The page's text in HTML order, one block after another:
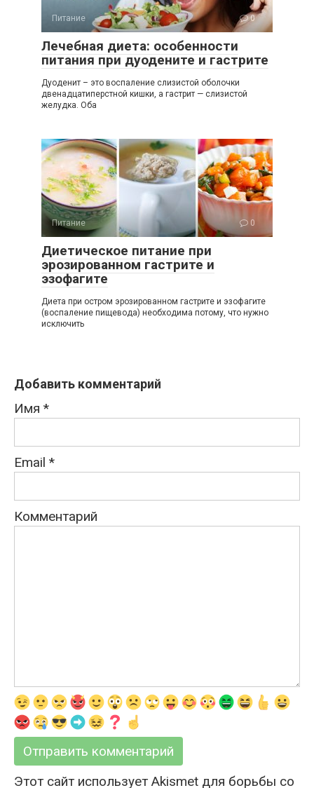
Питание 0
Лечебная диета: особенности
питания при дуодените и гастрите
Дуоденит – это воспаление слизистой оболочки
двенадцатиперстной кишки, а гастрит — слизистой
желудка. Оба
Питание 0
Диетическое питание при
эрозированном гастрите и
эзофагите
Диета при остром эрозированном гастрите и эзофагите
(воспаление пищевода) необходима потому, что нужно
исключить
Добавить комментарий
Имя *
Email *
Комментарий
Этот сайт использует Akismet для борьбы со